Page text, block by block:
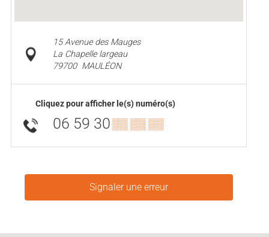
15 Avenue des Mauges
La Chapelle largeau
79700 MAULÉON
Cliquez pour afficher le(s) numéro(s)
06 59 30▒▒ ▒▒ ▒▒
Signaler une erreur